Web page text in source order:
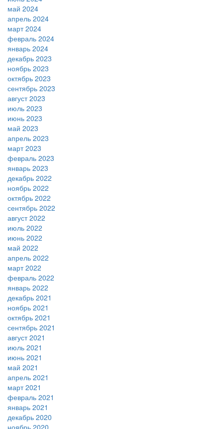
май 2024
апрель 2024
март 2024
февраль 2024
январь 2024
декабрь 2023
ноябрь 2023
октябрь 2023
сентябрь 2023
август 2023
июль 2023
июнь 2023
май 2023
апрель 2023
март 2023
февраль 2023
январь 2023
декабрь 2022
ноябрь 2022
октябрь 2022
сентябрь 2022
август 2022
июль 2022
июнь 2022
май 2022
апрель 2022
март 2022
февраль 2022
январь 2022
декабрь 2021
ноябрь 2021
октябрь 2021
сентябрь 2021
август 2021
июль 2021
июнь 2021
май 2021
апрель 2021
март 2021
февраль 2021
январь 2021
декабрь 2020